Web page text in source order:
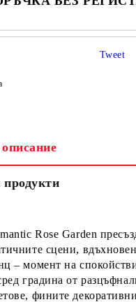
Tweet
Rose Garden
сцени,
– момент на
градина от
фините